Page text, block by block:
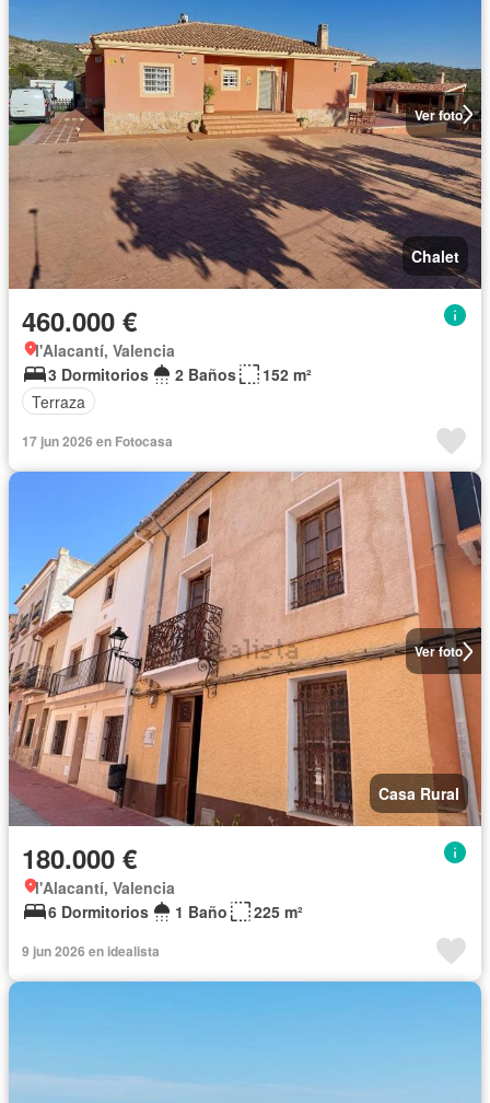
Ver foto
Chalet
460.000 €
l'Alacantí, Valencia
3 Dormitorios
2 Baños
152 m²
Terraza
17 jun 2026 en Fotocasa
Ver foto
Casa Rural
180.000 €
l'Alacantí, Valencia
6 Dormitorios
1 Baño 225 m²
9 jun 2026 en idealista